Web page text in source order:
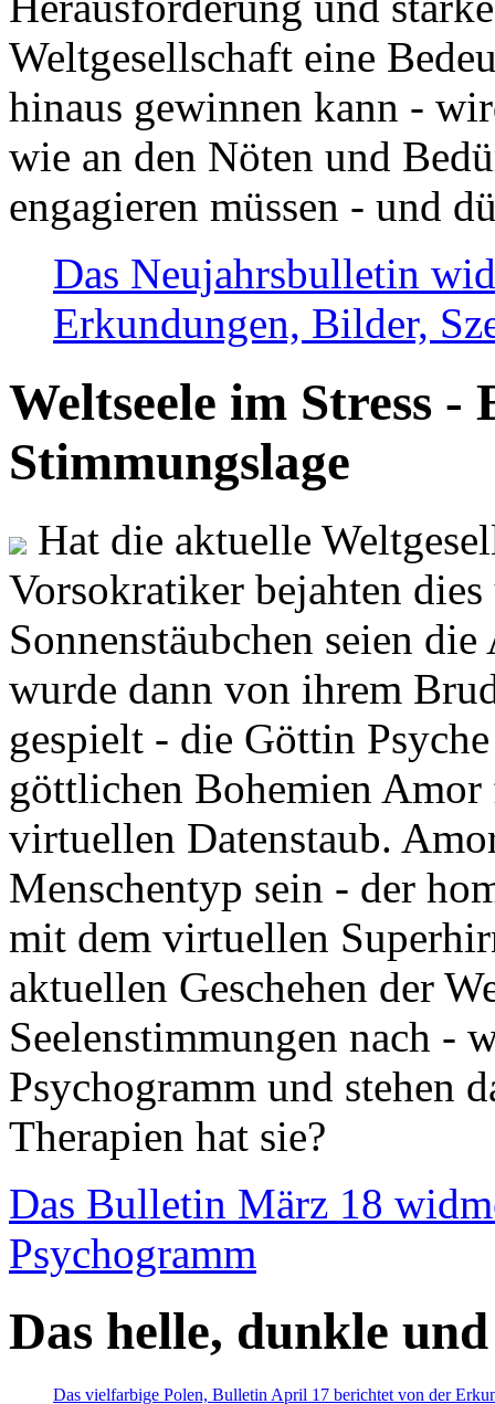
Weltgesellschaft eine
hinaus gewinnen kann -
wie an den Nöten und
engagieren müssen - und
Das Neujahrsbulletin
Erkundungen, Bilder,
Weltseele im Stress -
Stimmungslage
Hat die aktuelle
Vorsokratiker bejahten
Sonnenstäubchen seien
wurde dann von ihrem
gespielt - die Göttin
göttlichen Bohemien
virtuellen Datenstaub.
Menschentyp sein - der
mit dem virtuellen
aktuellen Geschehen der
Seelenstimmungen nach -
Psychogramm und stehen
Therapien hat sie?
Das Bulletin März 18
Psychogramm
Das helle, dunkle
Das vielfarbige Polen, Bulletin April 17 berichtet von der